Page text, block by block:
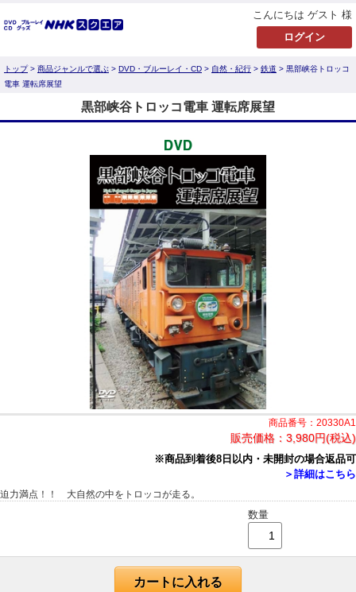
こんにちは ゲスト 様
トップ> 商品ジャンルで選ぶ > DVD・ブルーレイ・CD > 自然・紀行 > 鉄道 > 黒部峡谷トロッコ
電車 運転席展望
黒部峡谷トロッコ電車 運転席展望
商品番号：20330A1
販売価格： 3,980円(税込)
※商品到着後8日以内・未開封の場合返品可
＞詳細はこちら
迫力満点！！ 大自然の中をトロッコが走る。
数量
カートに入れる